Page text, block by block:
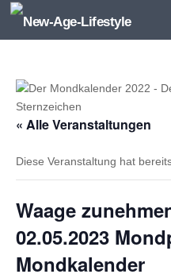
Zum Inhalt springen
« Alle Veranstaltungen
Diese Veranstaltung hat
Waage
02.05.2023
Mondkalender